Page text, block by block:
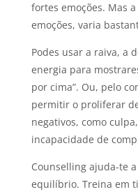
fortes emoções. Mas
emoções, varia
Podes usar a raiva, a
energia para
por cima”. Ou, pelo
permitir o proliferar
negativos, como
incapacidade de
Counselling ajuda-te
equilíbrio. Treina em